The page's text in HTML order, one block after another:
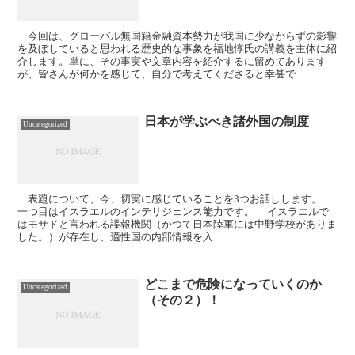
今回は、グローバル無国籍金融資本勢力が我国に少なからずの影響
を及ぼしていると思われる歴史的な事象を福地惇氏の講義を主体に紹
介します。単に、その事実や文章内容を紹介するに留めてあります
が、皆さんが何かを感じて、自分で考えてくださると幸甚で...
Uncategorized 日本が学ぶべき諸外国の制度
表題について、今、切実に感じていることを3つお話しします。
一つ目はイスラエルのインテリジェンス能力です。 イスラエルで
はモサドと言われる諜報機関（かつて日本陸軍には中野学校がありま
した。）が存在し、適性国の内部情報を入...
Uncategorized
どこまで危険になっていくのか
（その２）！